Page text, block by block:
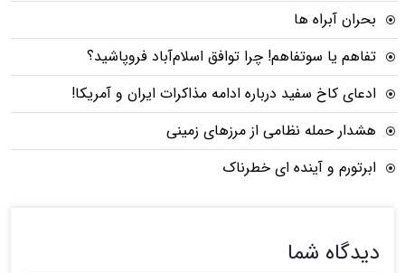
بحران آبراه ها
تفاهم‌ یا سوتفاهم! چرا توافق اسلام‌آباد فروپاشید؟
ادعای کاخ سفید درباره ادامه مذاکرات ایران و آمریکا!
هشدار حمله نظامی از مرزهای زمینی
ابرتورم و آینده ای خطرناک
دیدگاه شما